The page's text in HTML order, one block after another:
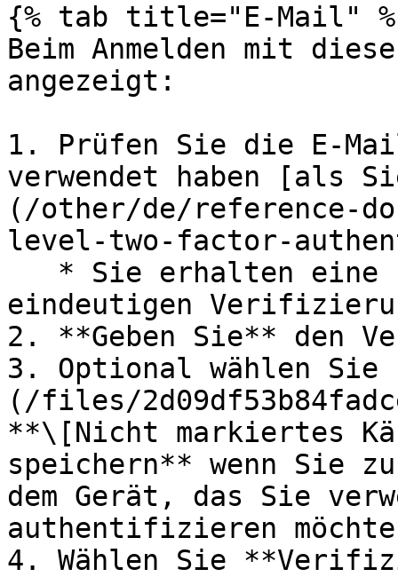
{% tab title="E-Mail"
Beim Anmelden mit
angezeigt:
1. Prüfen Sie die E-
verwendet haben [als
(/other/de/reference-
level-two-factor-
eindeutigen
2. **Geben Sie** den
3. Optional wählen
(/files/
**\[Nicht markiertes
speichern** wenn Sie
dem Gerät, das Sie
authentifizieren
4. Wählen Sie